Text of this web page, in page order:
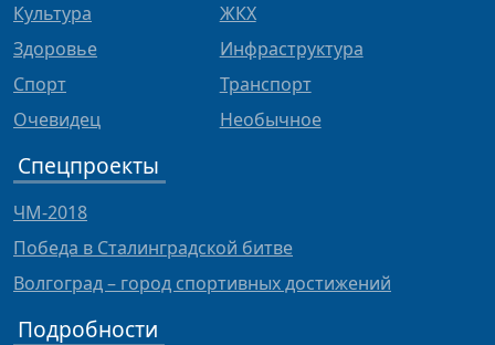
Культура
Здоровье
Спорт
Очевидец
ЖКХ
Инфраструктура
Транспорт
Необычное
Спецпроекты
ЧМ-2018
Победа в Сталинградской битве
Волгоград – город спортивных достижений
Подробности